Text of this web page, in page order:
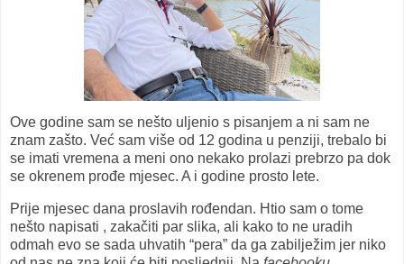
Ove godine sam se nešto uljenio s pisanjem a ni sam ne
znam zašto. Već sam više od 12 godina u penziji, trebalo bi
se imati vremena a meni ono nekako prolazi prebrzo pa dok
se okrenem prođe mjesec. A i godine prosto lete.
Prije mjesec dana proslavih rođendan. Htio sam o tome
nešto napisati , zakačiti par slika, ali kako to ne uradih
odmah evo se sada uhvatih “pera” da ga zabilježim jer niko